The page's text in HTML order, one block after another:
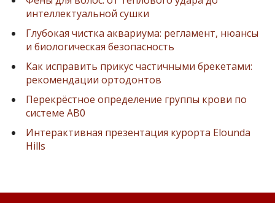
интеллектуальной сушки
Глубокая чистка аквариума: регламент, нюансы
и биологическая безопасность
Как исправить прикус частичными брекетами:
рекомендации ортодонтов
Перекрёстное определение группы крови по
системе AB0
Интерактивная презентация курорта Elounda
Hills